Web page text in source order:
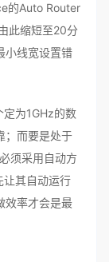
的Auto Router
此缩短至20分
小线宽设置错
为1GHz的数
；而要是处于
须采用自动方
让其自动运行
效率才会是最